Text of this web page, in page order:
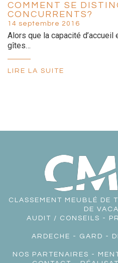
COMMENT SE
CONCURRENTS?
14 septembre 2016
Alors que la capacité
gîtes…
LIRE LA SUITE
CLASSEMENT MEUBLÉ DE
DE
AUDIT / CONSEILS -
ARDECHE - GARD -
NOS PARTENAIRES -